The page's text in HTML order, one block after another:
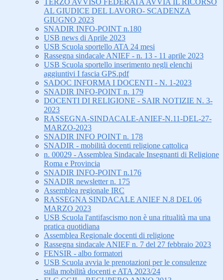
TERZO AVVISO FEDERATA AVVIA IL RICORSO
AL GIUDICE DEL LAVORO- SCADENZA
GIUGNO 2023
SNADIR INFO-POINT n.180
USB news di Aprile 2023
USB Scuola sportello ATA 24 mesi
Rassegna sindacale ANIEF - n. 13 - 11 aprile 2023
USB Scuola sportello inserimento negli elenchi
aggiuntivi I fascia GPS.pdf
SADOC INFORMA I DOCENTI - N. 1-2023
SNADIR INFO-POINT n. 179
DOCENTI DI RELIGIONE - SAIR NOTIZIE N. 3-
2023
RASSEGNA-SINDACALE-ANIEF-N.11-DEL-27-
MARZO-2023
SNADIR INFO POINT n. 178
SNADIR - mobilità docenti religione cattolica
n. 00029 - Assemblea Sindacale Insegnanti di Religione
Roma e Provincia
SNADIR INFO-POINT n.176
SNADIR newsletter n. 175
Assemblea regionale IRC
RASSEGNA SINDACALE ANIEF N.8 DEL 06
MARZO 2023
USB Scuola l'antifascismo non è una ritualità ma una
pratica quotidiana
Assemblea Regionale docenti di religione
Rassegna sindacale ANIEF n. 7 del 27 febbraio 2023
FENSIR - albo formatori
USB Scuola avvia le prenotazioni per le consulenze
sulla mobilità docenti e ATA 2023/24